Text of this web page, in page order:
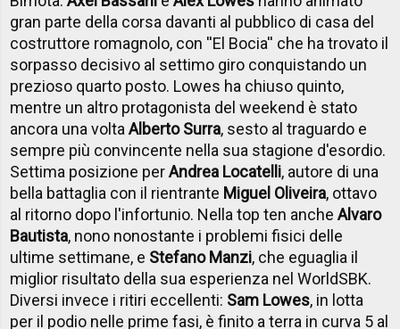
gran parte della corsa davanti al pubblico di casa del
costruttore romagnolo, con ''El Bocia'' che ha trovato il
sorpasso decisivo al settimo giro conquistando un
prezioso quarto posto. Lowes ha chiuso quinto,
mentre un altro protagonista del weekend è stato
ancora una voltaAlberto Surra, sesto al traguardo e
sempre più convincente nella sua stagione d'esordio.
Settima posizione perAndrea Locatelli, autore di una
bella battaglia con il rientrante Miguel Oliveira, ottavo
al ritorno dopo l'infortunio. Nella top ten ancheAlvaro
Bautista, nono nonostante i problemi fisici delle
ultime settimane, e Stefano Manzi, che eguaglia il
miglior risultato della sua esperienza nel WorldSBK.
Diversi invece i ritiri eccellenti: Sam Lowes, in lotta
per il podio nelle prime fasi, è finito a terra in curva 5 al